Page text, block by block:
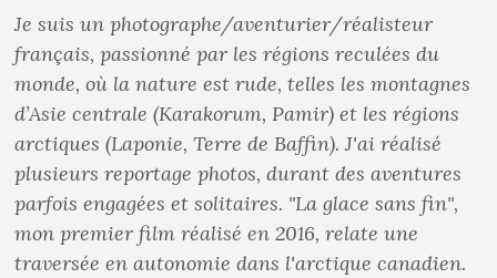
Je suis un photographe/aventurier/réalisteur
français, passionné par les régions reculées du
monde, où la nature est rude, telles les montagnes
d’Asie centrale (Karakorum, Pamir) et les régions
arctiques (Laponie, Terre de Baffin). J'ai réalisé
plusieurs reportage photos, durant des aventures
parfois engagées et solitaires. "La glace sans fin",
mon premier film réalisé en 2016, relate une
traversée en autonomie dans l'arctique canadien.